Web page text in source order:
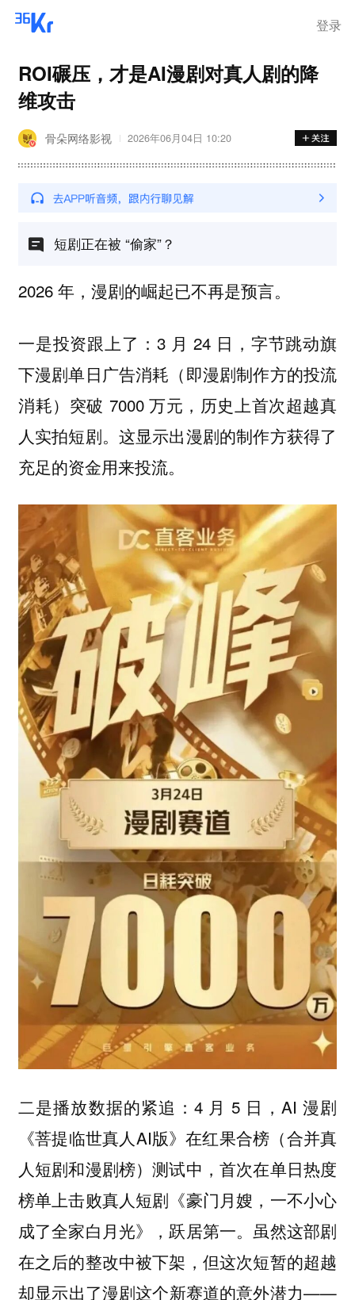
登录
ROI碾压，才是AI漫剧对真人剧的降
维攻击
骨朵网络影视 2026年06月04日 10:20
短剧正在被 “偷家”？
2026 年，漫剧的崛起已不再是预言。
一是投资跟上了 ：3 月 24 日，字节跳动旗
下漫剧单日广告消耗（即漫剧制作方的投流
消耗）突破 7000 万元，历史上首次超越真
人实拍短剧。这显示出漫剧的制作方获得了
充足的资金用来投流。
二是播放数据的紧追 ：4 月 5 日，AI 漫剧
《菩提临世真人AI版》在红果合榜（合并真
人短剧和漫剧榜）测试中，首次在单日热度
榜单上击败真人短剧《豪门月嫂，一不小心
成了全家白月光》，跃居第一。虽然这部剧
在之后的整改中被下架，但这次短暂的超越
却显示出了漫剧这个新赛道的意外潜力——